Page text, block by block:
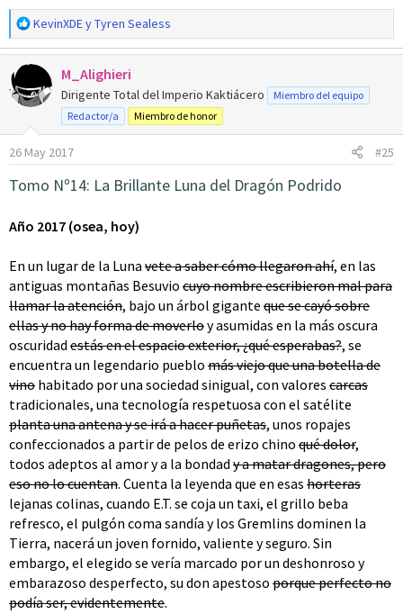
R
e
a
c
i
e
:
KevinXDEyTyren Sealess
M_Alighieri
Dirigente Total del Imperio Kaktiácero
Miembro del equipo
Redactor/a
Miembro de honor
26 May 2017 #25
Tomo Nº14: La Brillante Luna del Dragón Podrido
Año 2017 (osea, hoy)
En un lugar de la Luna vete a saber cómo llegaron ahí, en las
antiguas montañas Besuvio cuyo nombre escribieron mal para
llamar la atención, bajo un árbol gigante que se cayó sobre
ellas y no hay forma de moverloy asumidas en la más oscura
oscuridad estás en el espacio exterior, ¿qué esperabas?, se
encuentra un legendario pueblo más viejo que una botella de
vino habitado por una sociedad sinigual, con valores carcas
tradicionales, una tecnología respetuosa con el satélite
planta una antena y se irá a hacer puñetas, unos ropajes
confeccionados a partir de pelos de erizo chino qué dolor,
todos adeptos al amor y a la bondad y a matar dragones, pero
eso no lo cuentan. Cuenta la leyenda que en esas horteras
lejanas colinas, cuando E.T. se coja un taxi, el grillo beba
refresco, el pulgón coma sandía y los Gremlins dominen la
Tierra, nacerá un joven fornido, valiente y seguro. Sin
embargo, el elegido se vería marcado por un deshonroso y
embarazoso desperfecto, su don apestoso porque perfecto no
podía ser, evidentemente.